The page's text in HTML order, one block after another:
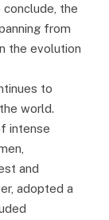
conclude, the
from
the evolution
to
world.
intense
and
adopted a